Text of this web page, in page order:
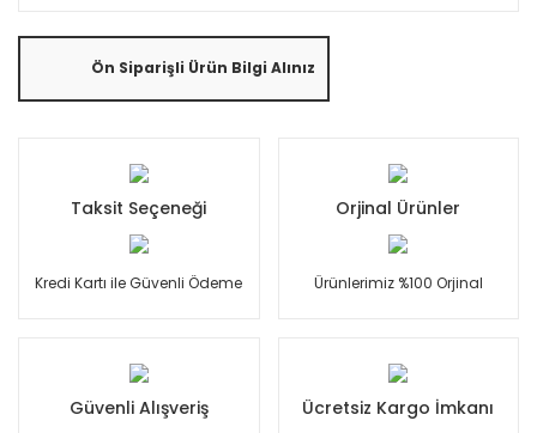
Ön Siparişli Ürün Bilgi Alınız
Taksit Seçeneği
Kredi Kartı ile Güvenli Ödeme
Orjinal Ürünler
Ürünlerimiz %100 Orjinal
Güvenli Alışveriş Ücretsiz Kargo İmkanı